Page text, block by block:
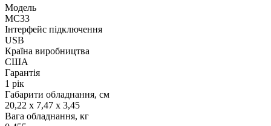
Модель
MC33
Інтерфейс підключення
USB
Країна виробництва
США
Гарантія
1 рік
Габарити обладнання, см
20,22 x 7,47 x 3,45
Вага обладнання, кг